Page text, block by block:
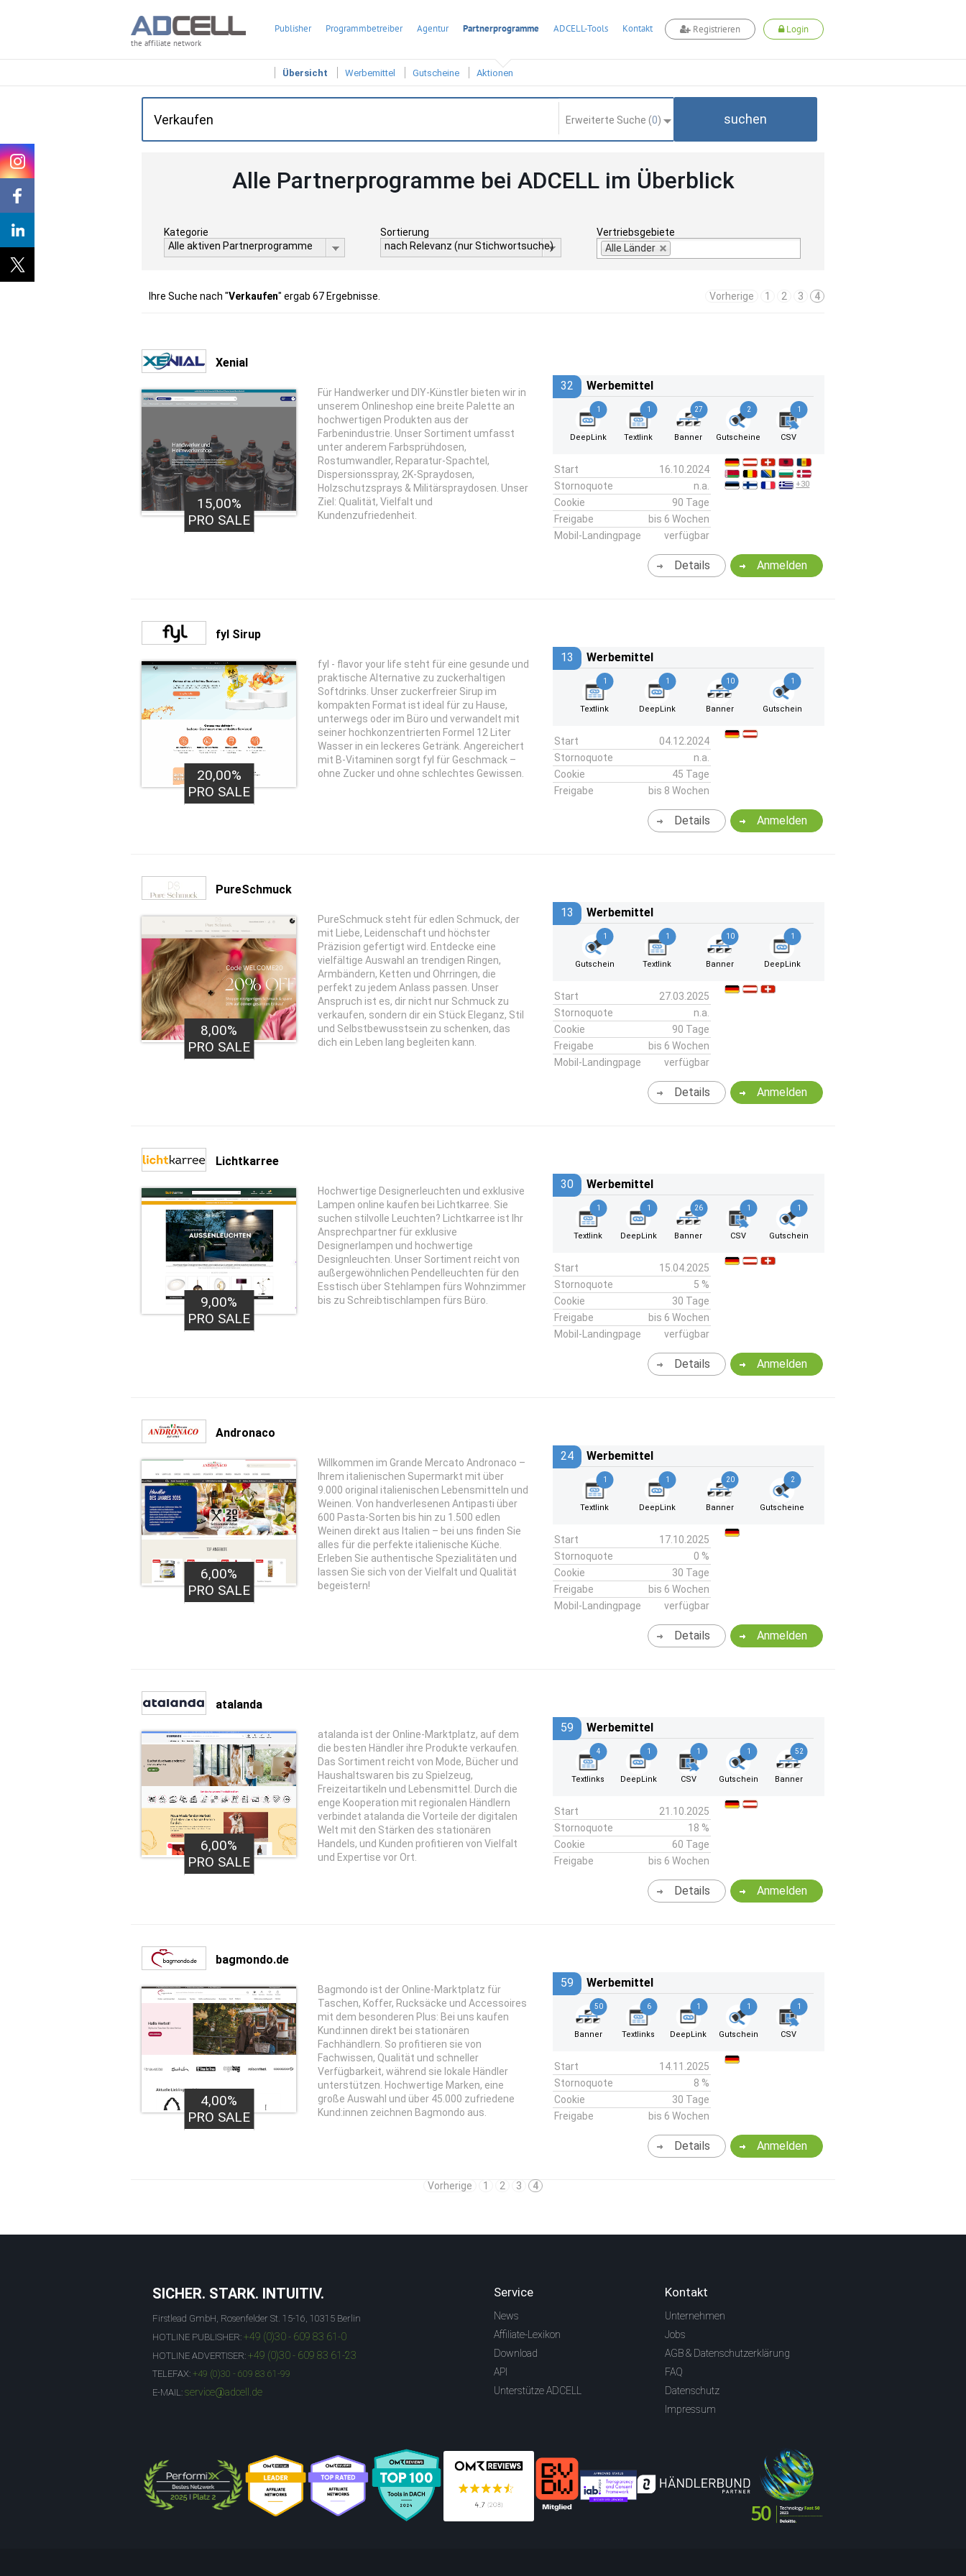
the affiliate network
Publisher Programmbetreiber Agentur Partnerprogramme ADCELL-Tools Kontakt Registrieren Login
Übersicht Werbemittel Gutscheine Aktionen
Erweiterte Suche (0) suchen
Alle Partnerprogramme bei ADCELL im Überblick
Kategorie
Alle aktiven Partnerprogramme
Sortierung
nach Relevanz (nur Stichwortsuche)
Vertriebsgebiete
Alle Länder
Ihre Suche nach "Verkaufen" ergab 67 Ergebnisse. Vorherige 1 2 3 4
Xenial
15,00%
PRO SALE
Für Handwerker und DIY-Künstler bieten wir in
unserem Onlineshop eine breite Palette an
hochwertigen Produkten aus der
Farbenindustrie. Unser Sortiment umfasst
unter anderem Farbsprühdosen,
Rostumwandler, Reparatur-Spachtel,
Dispersionsspray, 2K-Spraydosen,
Holzschutzsprays & Militärspraydosen. Unser
Ziel: Qualität, Vielfalt und
Kundenzufriedenheit.
32 Werbemittel
1
DeepLink
1
Textlink
27
Banner
2
Gutscheine
1
CSV
Start
16.10.2024
Stornoquote
n.a.
Cookie
90 Tage
Freigabe
bis 6 Wochen
Mobil-Landingpage
verfügbar
+30
Anmelden
Details
fyl Sirup
20,00%
PRO SALE
fyl - flavor your life steht für eine gesunde und
praktische Alternative zu zuckerhaltigen
Softdrinks. Unser zuckerfreier Sirup im
kompakten Format ist ideal für zu Hause,
unterwegs oder im Büro und verwandelt mit
seiner hochkonzentrierten Formel 12 Liter
Wasser in ein leckeres Getränk. Angereichert
mit B-Vitaminen sorgt fyl für Geschmack –
ohne Zucker und ohne schlechtes Gewissen.
13 Werbemittel
1
Textlink
1
DeepLink
10
Banner
1
Gutschein
Start
04.12.2024
Stornoquote
n.a.
Cookie
45 Tage
Freigabe
bis 8 Wochen
Anmelden
Details
PureSchmuck
8,00%
PRO SALE
PureSchmuck steht für edlen Schmuck, der
mit Liebe, Leidenschaft und höchster
Präzision gefertigt wird. Entdecke eine
vielfältige Auswahl an trendigen Ringen,
Armbändern, Ketten und Ohrringen, die
perfekt zu jedem Anlass passen. Unser
Anspruch ist es, dir nicht nur Schmuck zu
verkaufen, sondern dir ein Stück Eleganz, Stil
und Selbstbewusstsein zu schenken, das
dich ein Leben lang begleiten kann.
13 Werbemittel
1
Gutschein
1
Textlink
10
Banner
1
DeepLink
Start
27.03.2025
Stornoquote
n.a.
Cookie
90 Tage
Freigabe
bis 6 Wochen
Mobil-Landingpage
verfügbar
Anmelden
Details
Lichtkarree
9,00%
PRO SALE
Hochwertige Designerleuchten und exklusive
Lampen online kaufen bei Lichtkarree. Sie
suchen stilvolle Leuchten? Lichtkarree ist Ihr
Ansprechpartner für exklusive
Designerlampen und hochwertige
Designleuchten. Unser Sortiment reicht von
außergewöhnlichen Pendelleuchten für den
Esstisch über Stehlampen fürs Wohnzimmer
bis zu Schreibtischlampen fürs Büro.
30 Werbemittel
1
Textlink
1
DeepLink
26
Banner
1
CSV
1
Gutschein
Start
15.04.2025
Stornoquote
5 %
Cookie
30 Tage
Freigabe
bis 6 Wochen
Mobil-Landingpage
verfügbar
Anmelden
Details
Andronaco
6,00%
PRO SALE
Willkommen im Grande Mercato Andronaco –
Ihrem italienischen Supermarkt mit über
9.000 original italienischen Lebensmitteln und
Weinen. Von handverlesenen Antipasti über
600 Pasta-Sorten bis hin zu 1.500 edlen
Weinen direkt aus Italien – bei uns finden Sie
alles für die perfekte italienische Küche.
Erleben Sie authentische Spezialitäten und
lassen Sie sich von der Vielfalt und Qualität
begeistern!
24 Werbemittel
1
Textlink
1
DeepLink
20
Banner
2
Gutscheine
Start
17.10.2025
Stornoquote
0 %
Cookie
30 Tage
Freigabe
bis 6 Wochen
Mobil-Landingpage
verfügbar
Anmelden
Details
atalanda
6,00%
PRO SALE
atalanda ist der Online-Marktplatz, auf dem
die besten Händler ihre Produkte verkaufen.
Das Sortiment reicht von Mode, Bücher und
Haushaltswaren bis zu Spielzeug,
Freizeitartikeln und Lebensmittel. Durch die
enge Kooperation mit regionalen Händlern
verbindet atalanda die Vorteile der digitalen
Welt mit den Stärken des stationären
Handels, und Kunden profitieren von Vielfalt
und Expertise vor Ort.
59 Werbemittel
4
Textlinks
1
DeepLink
1
CSV
1
Gutschein
52
Banner
Start
21.10.2025
Stornoquote
18 %
Cookie
60 Tage
Freigabe
bis 6 Wochen
Anmelden
Details
bagmondo.de
4,00%
PRO SALE
Bagmondo ist der Online-Marktplatz für
Taschen, Koffer, Rucksäcke und Accessoires
mit dem besonderen Plus: Bei uns kaufen
Kund:innen direkt bei stationären
Fachhändlern. So profitieren sie von
Fachwissen, Qualität und schneller
Verfügbarkeit, während sie lokale Händler
unterstützen. Hochwertige Marken, eine
große Auswahl und über 45.000 zufriedene
Kund:innen zeichnen Bagmondo aus.
59 Werbemittel
50
Banner
6
Textlinks
1
DeepLink
1
Gutschein
1
CSV
Start
14.11.2025
Stornoquote
8 %
Cookie
30 Tage
Freigabe
bis 6 Wochen
Anmelden
Details
Vorherige 1 2 3 4
SICHER. STARK. INTUITIV.
Firstlead GmbH, Rosenfelder St. 15-16, 10315 Berlin
HOTLINE PUBLISHER: +49 (0)30 - 609 83 61-0
HOTLINE ADVERTISER: +49 (0)30 - 609 83 61-23
TELEFAX: +49 (0)30 - 609 83 61-99
E-MAIL: service@adcell.de
Service
News
Affiliate-Lexikon
Download
API
Unterstütze ADCELL
Kontakt
Unternehmen
Jobs
AGB & Datenschutzerklärung
FAQ
Datenschutz
Impressum